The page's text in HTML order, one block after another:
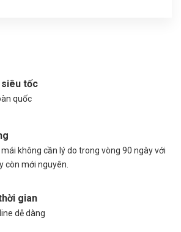
siêu tốc
quốc
không cần lý do trong vòng 90 ngày với
còn mới nguyên.
gian
dễ dàng